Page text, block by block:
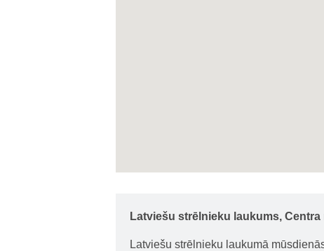
Latviešu strēlnieku laukums, Centra
Latviešu strēlnieku laukumā